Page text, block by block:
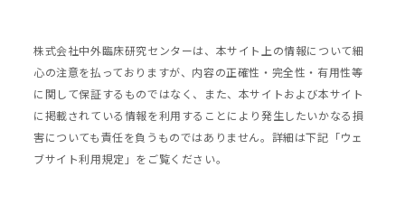
株式会社中外臨床研究センターは、本サイト上の情報について細
心の注意を払っておりますが、内容の正確性・完全性・有用性等
に関して保証するものではなく、また、本サイトおよび本サイト
に掲載されている情報を利用することにより発生したいかなる損
害についても責任を負うものではありません。詳細は下記「ウェ
ブサイト利用規定」をご覧ください。